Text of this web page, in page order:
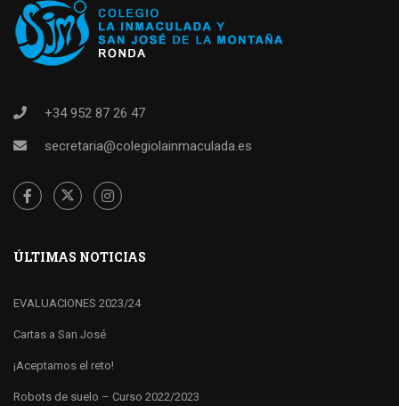
+34 952 87 26 47
secretaria@colegiolainmaculada.es
ÚLTIMAS NOTICIAS
EVALUACIONES 2023/24
Cartas a San José
¡Aceptamos el reto!
Robots de suelo – Curso 2022/2023